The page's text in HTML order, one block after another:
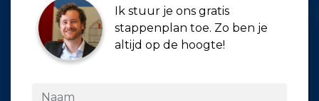
Ik stuur je ons gratis
stappenplan toe. Zo ben je
altijd op de hoogte!